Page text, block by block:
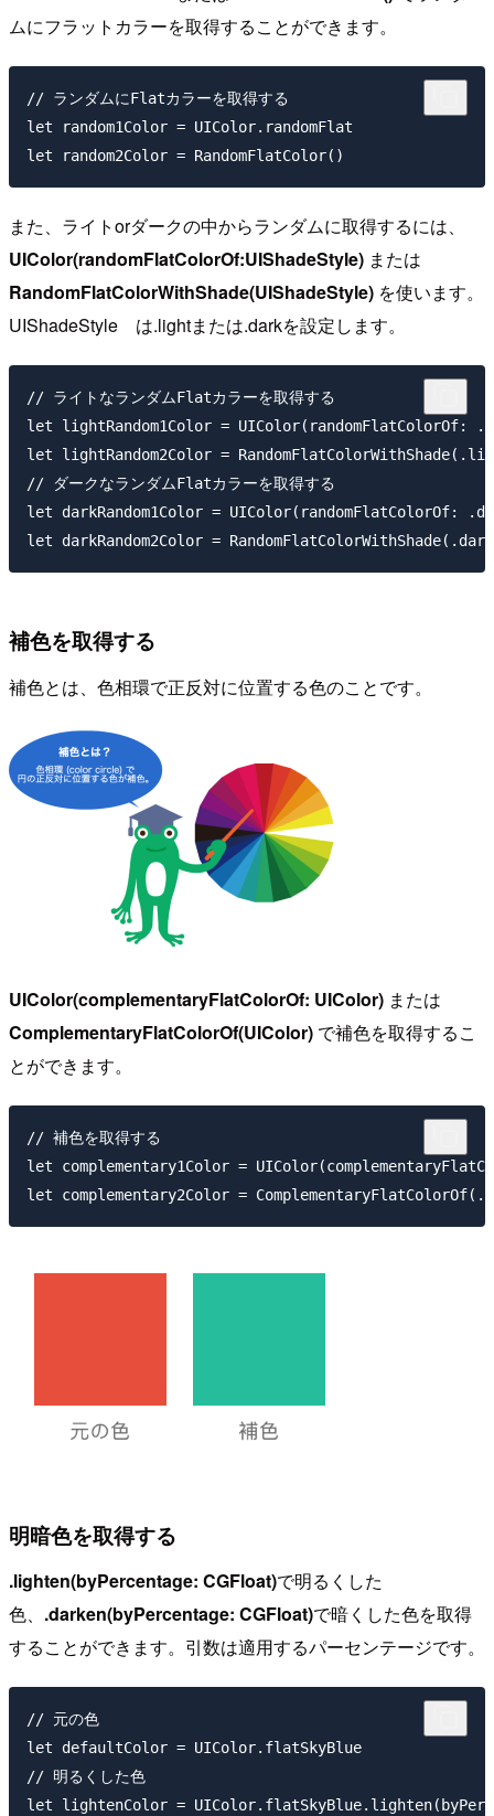
ムにフラットカラーを取得することができます。
// ランダムにFlatカラーを取得する
let random1Color = UIColor.randomFlat
また、ライトorダークの中からランダムに取得するには、
UIColor(randomFlatColorOf:UIShadeStyle) または
RandomFlatColorWithShade(UIShadeStyle) を使います。
UIShadeStyle は.lightまたは.darkを設定します。
// ライトなランダムFlatカラーを取得する
let lightRandom1Color = UIColor(randomFlatColorOf:
let lightRandom2Color =
// ダークなランダムFlatカラーを取得する
let darkRandom1Color = UIColor(randomFlatColorOf:
補色を取得する
補色とは、色相環で正反対に位置する色のことです。
UIColor(complementaryFlatColorOf: UIColor) または
ComplementaryFlatColorOf(UIColor) で補色を取得するこ
とができます。
// 補色を取得する
let complementary1Color =
明暗色を取得する
.lighten(byPercentage: CGFloat)で明るくした
色、 .darken(byPercentage: CGFloat)で暗くした色を取得
することができます。引数は適用するパーセンテージです。
// 元の色
let defaultColor = UIColor.flatSkyBlue
// 明るくした色
let lightenColor =